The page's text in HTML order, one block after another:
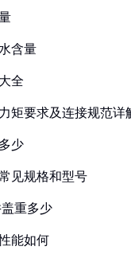
含量
全
矩要求及连接规范详
少
见规格和型号
重多少
能如何